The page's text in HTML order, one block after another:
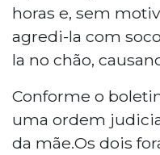
horas e, sem
agredi-la com
la no chão,
Conforme o
uma ordem
da mãe.Os dois